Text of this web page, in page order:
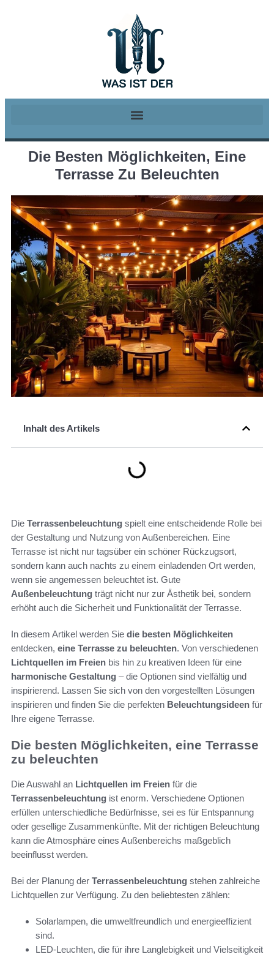
Die Besten Möglichkeiten, Eine
Terrasse Zu Beleuchten
Inhalt des Artikels
Die Terrassenbeleuchtung spielt eine entscheidende Rolle bei
der Gestaltung und Nutzung von Außenbereichen. Eine
Terrasse ist nicht nur tagsüber ein schöner Rückzugsort,
sondern kann auch nachts zu einem einladenden Ort werden,
wenn sie angemessen beleuchtet ist. Gute
Außenbeleuchtung trägt nicht nur zur Ästhetik bei, sondern
erhöht auch die Sicherheit und Funktionalität der Terrasse.
In diesem Artikel werden Sie die besten Möglichkeiten
entdecken, eine Terrasse zu beleuchten. Von verschiedenen
Lichtquellen im Freien bis hin zu kreativen Ideen für eine
harmonische Gestaltung – die Optionen sind vielfältig und
inspirierend. Lassen Sie sich von den vorgestellten Lösungen
inspirieren und finden Sie die perfekten Beleuchtungsideen für
Ihre eigene Terrasse.
Die besten Möglichkeiten, eine Terrasse
zu beleuchten
Die Auswahl an Lichtquellen im Freien für die
Terrassenbeleuchtung ist enorm. Verschiedene Optionen
erfüllen unterschiedliche Bedürfnisse, sei es für Entspannung
oder gesellige Zusammenkünfte. Mit der richtigen Beleuchtung
kann die Atmosphäre eines Außenbereichs maßgeblich
beeinflusst werden.
Bei der Planung der Terrassenbeleuchtung stehen zahlreiche
Lichtquellen zur Verfügung. Zu den beliebtesten zählen:
Solarlampen, die umweltfreundlich und energieeffizient
sind.
LED-Leuchten, die für ihre Langlebigkeit und Vielseitigkeit